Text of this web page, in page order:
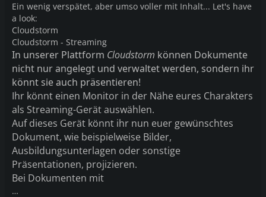
Ein wenig verspätet, aber umso voller mit Inhalt... Let's have
a look:
Cloudstorm
Cloudstorm - Streaming
In unserer Plattform Cloudstorm können Dokumente
nicht nur angelegt und verwaltet werden, sondern ihr
könnt sie auch präsentieren!
Ihr könnt einen Monitor in der Nähe eures Charakters
als Streaming-Gerät auswählen.
Auf dieses Gerät könnt ihr nun euer gewünschtes
Dokument, wie beispielweise Bilder,
Ausbildungsunterlagen oder sonstige
Präsentationen, projizieren.
Bei Dokumenten mit
…